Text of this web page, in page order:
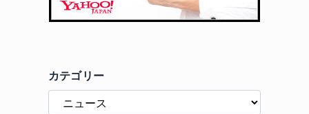
カテゴリー